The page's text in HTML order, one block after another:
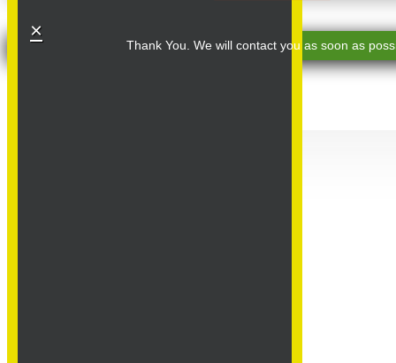
×
Thank You. We will contact you as soon as